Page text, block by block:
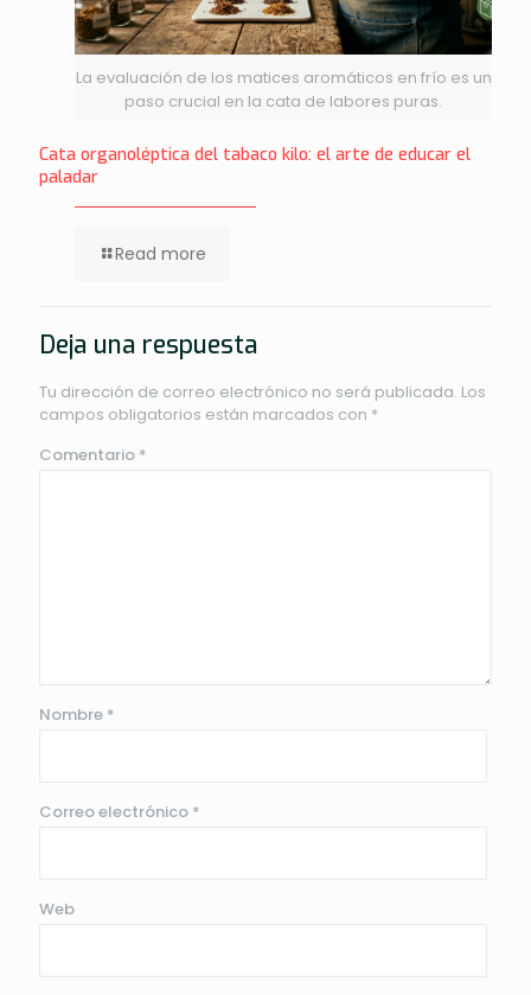
La evaluación de los matices aromáticos en frío es un
paso crucial en la cata de labores puras.
Cata organoléptica del tabaco kilo: el arte de educar el
paladar
Read more
Deja una respuesta
Tu dirección de correo electrónico no será publicada. Los
campos obligatorios están marcados con *
Comentario *
Nombre *
Correo electrónico *
Web